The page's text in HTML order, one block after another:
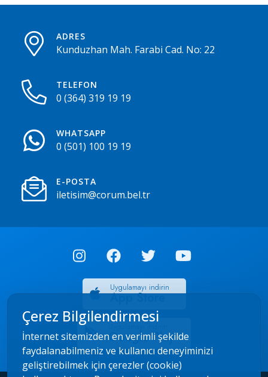
ADRES
Kunduzhan Mah. Farabi Cad. No: 22
TELEFON
0 (364) 319 19 19
WHATSAPP
0 (501) 100 19 19
E-POSTA
iletisim@corum.bel.tr
Uygulamayı indirin
App Store
Google Play
Çerez Bilgilendirmesi
İnternet sitemizden en verimli şekilde
faydalanabilmeniz ve kullanıcı deneyiminizi
geliştirebilmek için çerezler (cookie)